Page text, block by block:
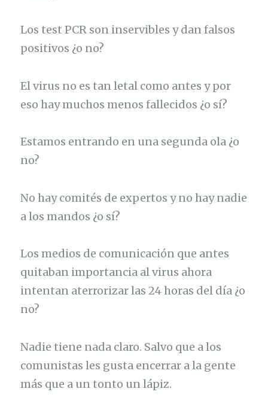
Los test PCR son inservibles y dan falsos
positivos ¿o no?
El virus no es tan letal como antes y por
eso hay muchos menos fallecidos ¿o sí?
Estamos entrando en una segunda ola ¿o
no?
No hay comités de expertos y no hay nadie
a los mandos ¿o sí?
Los medios de comunicación que antes
quitaban importancia al virus ahora
intentan aterrorizar las 24 horas del día ¿o
no?
Nadie tiene nada claro. Salvo que a los
comunistas les gusta encerrar a la gente
más que a un tonto un lápiz.